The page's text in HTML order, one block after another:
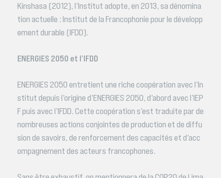
Kinshasa (2012), l’Institut adopte, en 2013, sa dénomina
tion actuelle : Institut de la Francophonie pour le développ
ement durable (IFDD).
ENERGIES 2050 et l’IFDD
ENERGIES 2050 entretient une riche coopération avec l’In
stitut depuis l’origine d’ENERGIES 2050, d’abord avec l’IEP
F puis avec l’IFDD. Cette coopération s’est traduite par de
nombreuses actions conjointes de production et de diffu
sion de savoirs, de renforcement des capacités et d’acc
ompagnement des acteurs francophones.